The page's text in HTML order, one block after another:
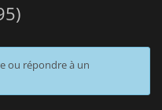
ou répondre à un